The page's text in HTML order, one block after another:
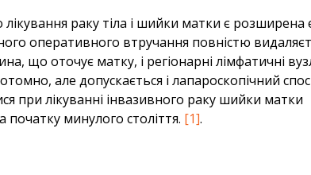
раку тіла і шийки матки є розширена
оперативного втручання повністю
що оточує матку, і регіонарні лімфатичні
але допускається і лапароскопічний
при лікуванні інвазивного раку шийки матки
минулого століття. [1].